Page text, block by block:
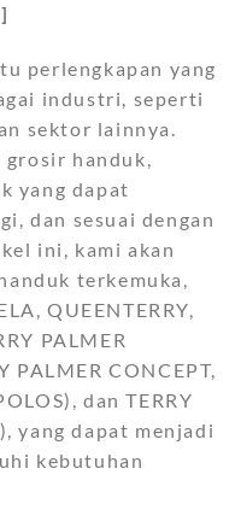
perlengkapan yang
industri, seperti
sektor lainnya.
handuk,
yang dapat
dan sesuai dengan
ini, kami akan
terkemuka,
QUEENTERRY,
PALMER
PALMER CONCEPT,
dan TERRY
yang dapat menjadi
kebutuhan